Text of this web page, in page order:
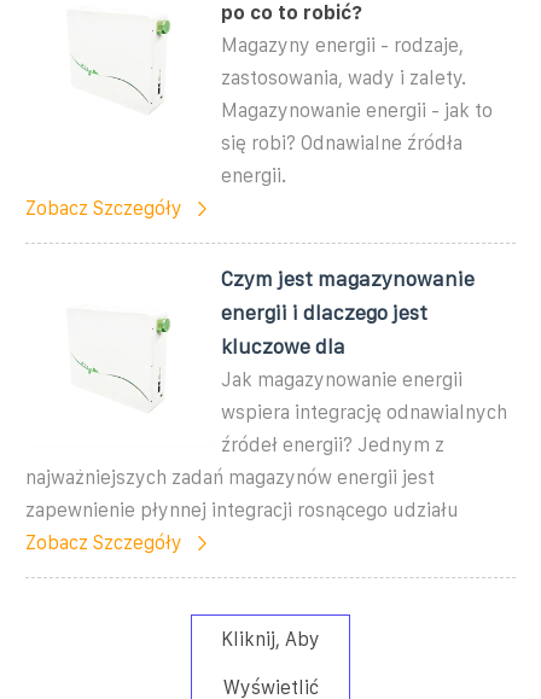
po co to robić?
Magazyny energii - rodzaje,
zastosowania, wady i zalety.
Magazynowanie energii - jak to
się robi? Odnawialne źródła
energii.
Zobacz Szczegóły
Czym jest magazynowanie
energii i dlaczego jest
kluczowe dla
Jak magazynowanie energii
wspiera integrację odnawialnych
źródeł energii? Jednym z
najważniejszych zadań magazynów energii jest
zapewnienie płynnej integracji rosnącego udziału
Zobacz Szczegóły
Kliknij, Aby
Wyświetlić